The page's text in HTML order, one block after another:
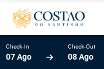
Check-In
07 Ago
Check-Out
08 Ago